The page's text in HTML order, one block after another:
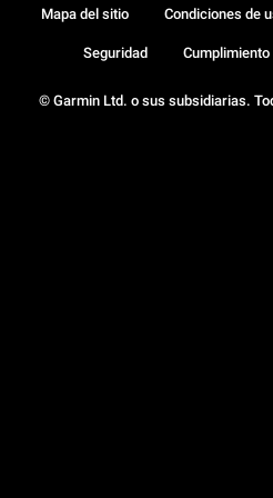
© Garmin Ltd. o sus subsidiarias.
Mapa del sitio Condiciones de
Seguridad Cumplimiento